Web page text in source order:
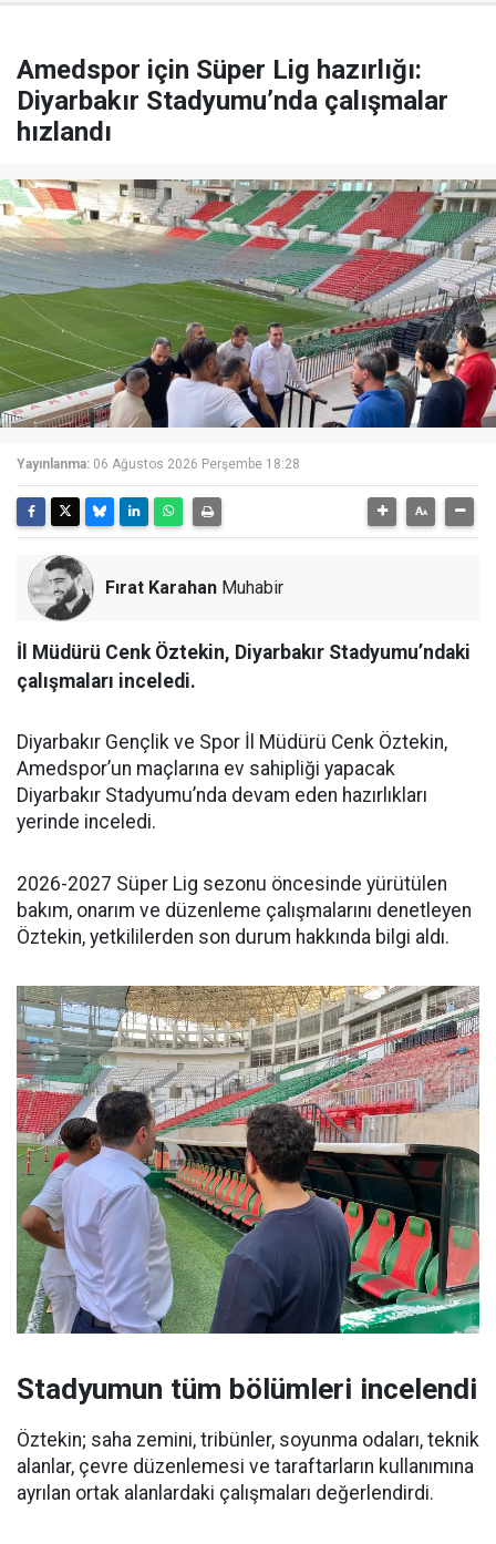
Amedspor için Süper Lig hazırlığı:
Diyarbakır Stadyumu’nda çalışmalar
hızlandı
Yayınlanma: 06 Ağustos 2026 Perşembe 18:28
Fırat Karahan Muhabir
İl Müdürü Cenk Öztekin, Diyarbakır Stadyumu’ndaki
çalışmaları inceledi.
Diyarbakır Gençlik ve Spor İl Müdürü Cenk Öztekin,
Amedspor’un maçlarına ev sahipliği yapacak
Diyarbakır Stadyumu’nda devam eden hazırlıkları
yerinde inceledi.
2026-2027 Süper Lig sezonu öncesinde yürütülen
bakım, onarım ve düzenleme çalışmalarını denetleyen
Öztekin, yetkililerden son durum hakkında bilgi aldı.
Stadyumun tüm bölümleri incelendi
Öztekin; saha zemini, tribünler, soyunma odaları, teknik
alanlar, çevre düzenlemesi ve taraftarların kullanımına
ayrılan ortak alanlardaki çalışmaları değerlendirdi.